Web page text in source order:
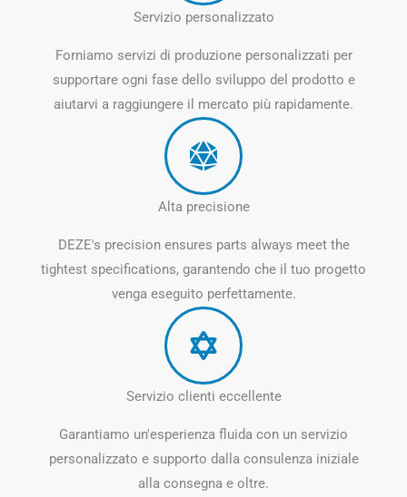
Servizio personalizzato
Forniamo servizi di produzione personalizzati per
supportare ogni fase dello sviluppo del prodotto e
aiutarvi a raggiungere il mercato più rapidamente.
Alta precisione
DEZE's precision ensures parts always meet the
tightest specifications, garantendo che il tuo progetto
venga eseguito perfettamente.
Servizio clienti eccellente
Garantiamo un'esperienza fluida con un servizio
personalizzato e supporto dalla consulenza iniziale
alla consegna e oltre.